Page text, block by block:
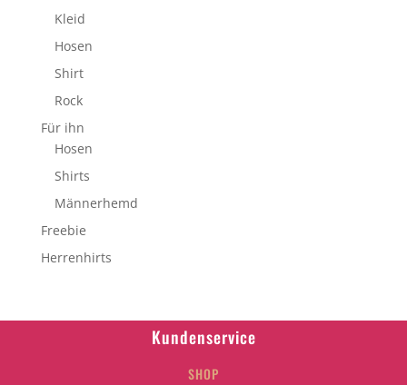
Kleid
Hosen
Shirt
Rock
Für ihn
Hosen
Shirts
Männerhemd
Freebie
Herrenhirts
Kundenservice
SHOP